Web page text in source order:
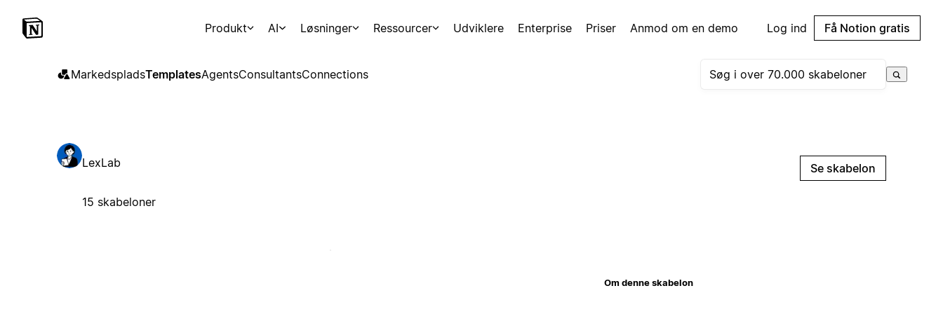
Produkt AI Løsninger Ressourcer Udviklere Enterprise Priser Anmod om en demo Log ind Få Notion gratis
MarkedspladsTemplatesAgentsConsultantsConnections
LexLab
15 skabeloner
Se skabelon
Om denne skabelon